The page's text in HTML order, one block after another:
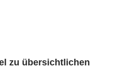
zu übersichtlichen